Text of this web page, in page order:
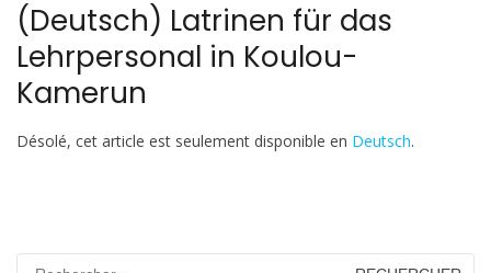
(Deutsch) Latrinen für das
Lehrpersonal in Koulou-
Kamerun
Désolé, cet article est seulement disponible en Deutsch.
Rechercher :